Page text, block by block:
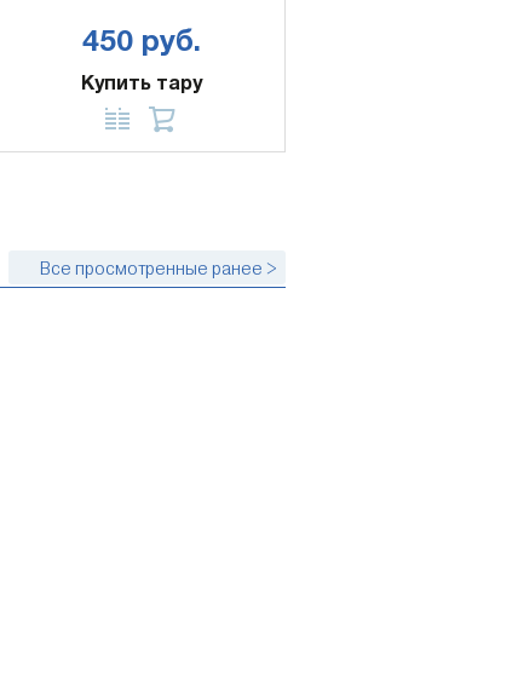
450 руб.
Купить тару
Все просмотренные ранее >